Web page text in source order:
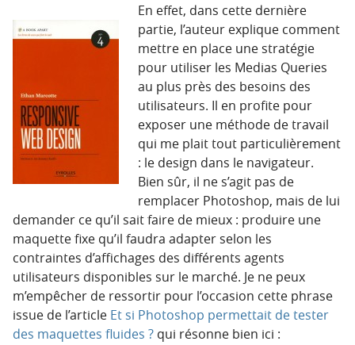
En effet, dans cette dernière
partie, l’auteur explique comment
mettre en place une stratégie
pour utiliser les Medias Queries
au plus près des besoins des
utilisateurs. Il en profite pour
exposer une méthode de travail
qui me plait tout particulièrement
: le design dans le navigateur.
Bien sûr, il ne s’agit pas de
remplacer Photoshop, mais de lui
demander ce qu’il sait faire de mieux : produire une
maquette fixe qu’il faudra adapter selon les
contraintes d’affichages des différents agents
utilisateurs disponibles sur le marché. Je ne peux
m’empêcher de ressortir pour l’occasion cette phrase
issue de l’article Et si Photoshop permettait de tester
des maquettes fluides ? qui résonne bien ici :